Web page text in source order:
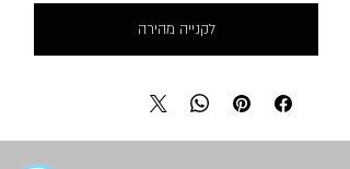
לקנייה מהירה